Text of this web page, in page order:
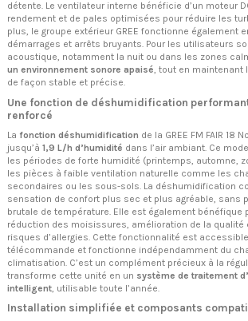
détente. Le ventilateur interne bénéficie d’un moteur
rendement et de pales optimisées pour réduire les
plus, le groupe extérieur GREE fonctionne également
démarrages et arrêts bruyants. Pour les utilisateurs
acoustique, notamment la nuit ou dans les zones
un environnement sonore apaisé, tout en maintenant
de façon stable et précise.
Une fonction de déshumidification
renforcé
La fonction déshumidification de la GREE FM FAIR 18
jusqu’à 1,9 L/h d’humidité dans l’air ambiant. Ce
les périodes de forte humidité (printemps, automne,
les pièces à faible ventilation naturelle comme les
secondaires ou les sous-sols. La déshumidification
sensation de confort plus sec et plus agréable, sans
brutale de température. Elle est également bénéfique
réduction des moisissures, amélioration de la qualité
risques d’allergies. Cette fonctionnalité est
télécommande et fonctionne indépendamment du
climatisation. C’est un complément précieux à la
transforme cette unité en un système de traitement
intelligent , utilisable toute l’année.
Installation simplifiée et composants